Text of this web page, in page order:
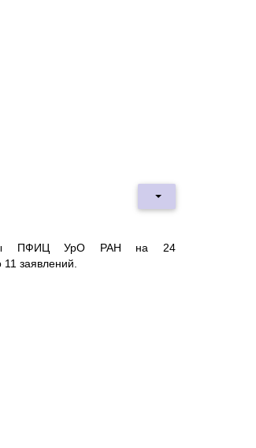
ПФИЦ УрО РАН на 24
11 заявлений.